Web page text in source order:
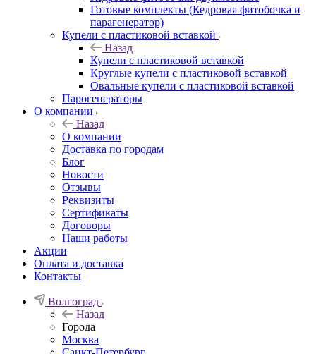
Готовые комплекты (Кедровая фитобочка и
парагенератор)
Купели с пластиковой вставкой
Назад
Купели с пластиковой вставкой
Круглые купели с пластиковой вставкой
Овальные купели с пластиковой вставкой
Парогенераторы
О компании
Назад
О компании
Доставка по городам
Блог
Новости
Отзывы
Реквизиты
Сертификаты
Договоры
Наши работы
Акции
Оплата и доставка
Контакты
Волгоград
Назад
Города
Москва